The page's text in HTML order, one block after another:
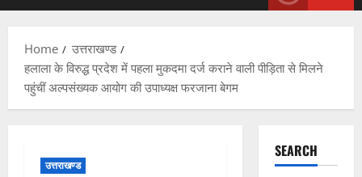
Home
उत्तराखण्ड
हलाला के विरुद्ध प्रदेश में पहला मुकदमा दर्ज कराने वाली पीड़िता से मिलने
पहुंचीं अल्पसंख्यक आयोग की उपाध्यक्ष फरजाना बेगम
उत्तराखण्ड
SEARCH